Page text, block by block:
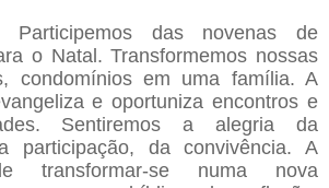
Participemos das novenas de
o Natal. Transformemos nossas
condomínios em uma família. A
e oportuniza encontros e
Sentiremos a alegria da
participação, da convivência. A
transformar-se numa nova